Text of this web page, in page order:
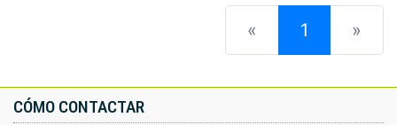
« 1 (current)
»
CÓMO CONTACTAR